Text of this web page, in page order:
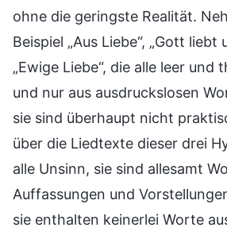
ohne die geringste Realität.
Beispiel „Aus Liebe“, „Gott liebt
„Ewige Liebe“, die alle leer und
und nur aus ausdruckslosen
sie sind überhaupt nicht
über die Liedtexte dieser drei
alle Unsinn, sie sind allesamt
Auffassungen und
sie enthalten keinerlei Worte